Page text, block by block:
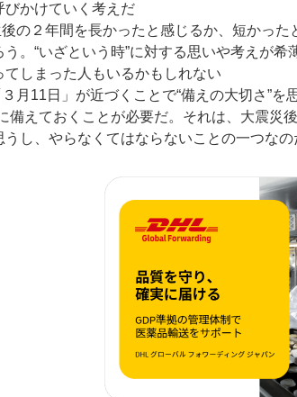
びかけていく考えだ
の２年間を長かったと感じるか、短かった
。“いざという時”に対する思いや考えが希
てしまった人もいるかもしれない
月11日」が近づくことで“備えの大切さ”を
備えておくことが必要だ。それは、大震災
うし、やらなくてはならないことの一つなの